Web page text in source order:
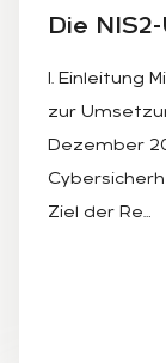
Die
I. Einleitung
zur
Dezember
Ziel der Re…